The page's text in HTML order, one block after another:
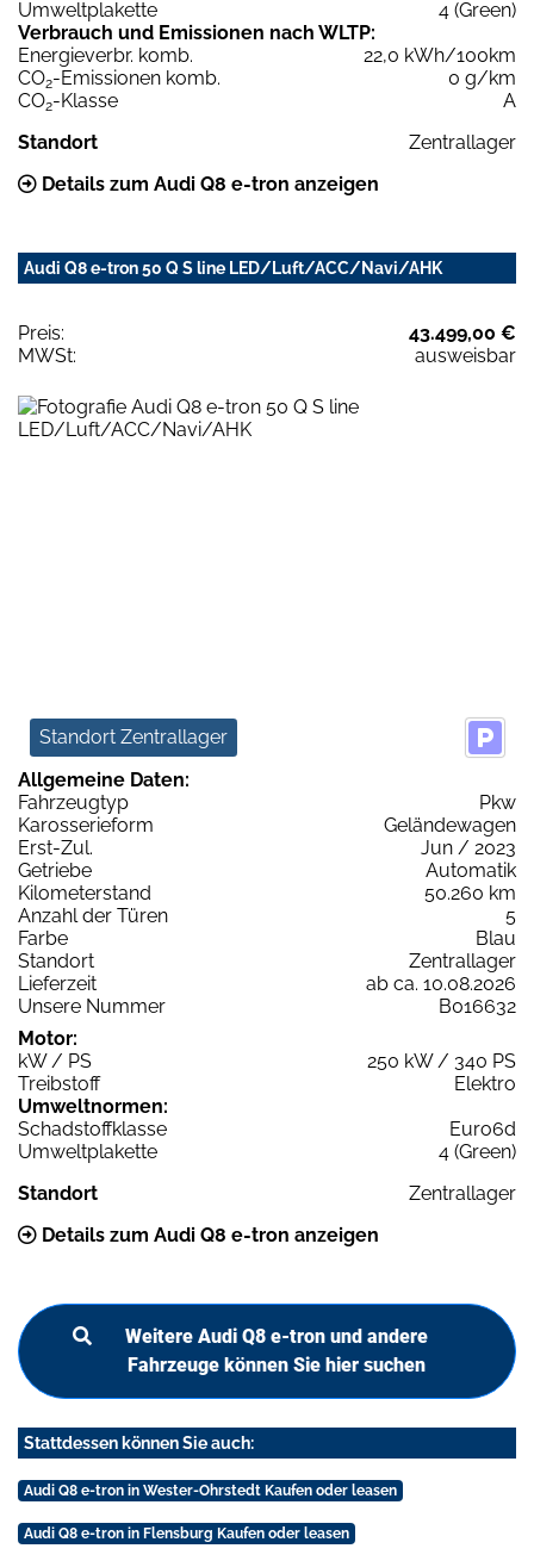
Umweltplakette
4 (Green)
Verbrauch und Emissionen nach WLTP:
Energieverbr. komb.
22,0 kWh/100km
CO2-Emissionen komb.
0 g/km
CO2-Klasse
A
Standort
Zentrallager
Details zum Audi Q8 e-tron anzeigen
Audi Q8 e-tron 50 Q S line LED/Luft/ACC/Navi/AHK
Preis:
43.499,00 €
MWSt:
ausweisbar
Standort Zentrallager
Allgemeine Daten:
Fahrzeugtyp
Pkw
Karosserieform
Geländewagen
Erst-Zul.
Jun / 2023
Getriebe
Automatik
Kilometerstand
50.260 km
Anzahl der Türen
5
Farbe
Blau
Standort
Zentrallager
Lieferzeit
ab ca. 10.08.2026
Unsere Nummer
B016632
Motor:
kW / PS
250 kW / 340 PS
Treibstoff
Elektro
Umweltnormen:
Schadstoffklasse
Euro6d
Umweltplakette
4 (Green)
Standort
Zentrallager
Details zum Audi Q8 e-tron anzeigen
Weitere Audi Q8 e-tron und andere
Fahrzeuge können Sie hier suchen
Stattdessen können Sie auch:
Audi Q8 e-tron in Wester-Ohrstedt Kaufen oder leasen
Audi Q8 e-tron in Flensburg Kaufen oder leasen